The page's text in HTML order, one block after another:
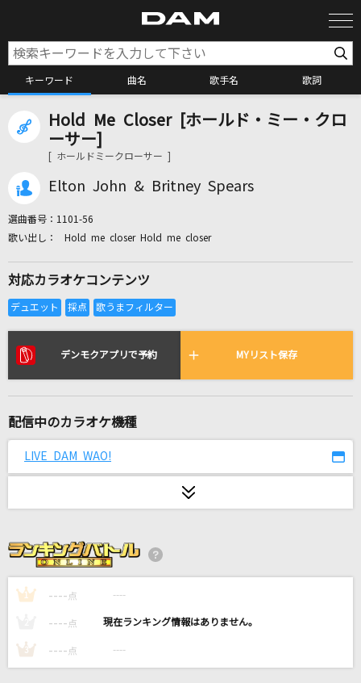
キーワード 曲名 歌手名 歌詞
カラオケ検索
カラオケ店舗検索
カラオケリクエスト
リアルタイムで歌われている曲の一覧
NEO UNIVERSE
TOKYO
YUI
柊マグネタイト
このまま君だけを奪い去りたい
[良音]ボクの背中には羽根がある
Hold Me Closer [ホールド・ミー・クロ
ーサー]
[ ホールドミークローサー ]
Elton John & Britney Spears
選曲番号： 1101-56
Hold me closer Hold me closer
対応カラオケコンテンツ
デンモクアプリで予約 MYリスト保存
配信中のカラオケ機種
LIVE DAM WAO!
1 ---- 点 ----
---- 点 ----
3 ---- 点 ----